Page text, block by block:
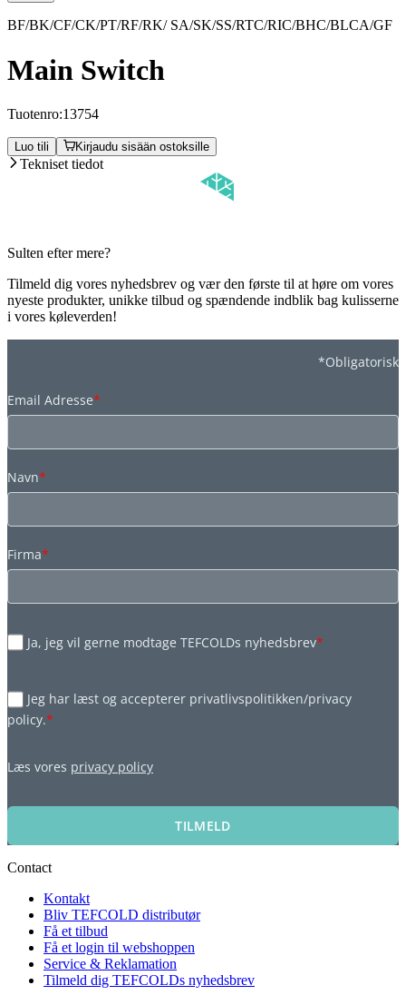
BF/BK/CF/CK/PT/RF/RK/ SA/SK/SS/RTC/RIC/BHC/BLCA/GF
Main Switch
Tuotenro:13754
Luo tili Kirjaudu sisään ostoksille
Tekniset tiedot
Sulten efter mere?
Tilmeld dig vores nyhedsbrev og vær den første til at høre om vores
nyeste produkter, unikke tilbud og spændende indblik bag kulisserne
i vores køleverden!
*Obligatorisk
Email Adresse*
Navn*
Firma*
Ja, jeg vil gerne modtage TEFCOLDs nyhedsbrev*
Jeg har læst og accepterer privatlivspolitikken/privacy
policy.*
Læs vores privacy policy
TILMELD
Contact
Kontakt
Bliv TEFCOLD distributør
Få et tilbud
Få et login til webshoppen
Service & Reklamation
Tilmeld dig TEFCOLDs nyhedsbrev